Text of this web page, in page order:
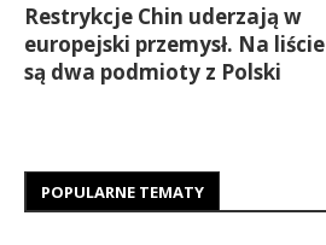
Restrykcje Chin uderzają w
europejski przemysł. Na liście
są dwa podmioty z Polski
POPULARNE TEMATY